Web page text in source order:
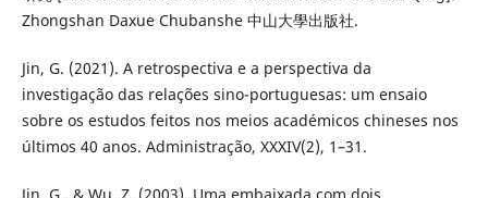
Zhongshan Daxue Chubanshe 中山大學出版社.
Jin, G. (2021). A retrospectiva e a perspectiva da
investigação das relações sino-portuguesas: um ensaio
sobre os estudos feitos nos meios académicos chineses nos
últimos 40 anos. Administração, XXXIV(2), 1–31.